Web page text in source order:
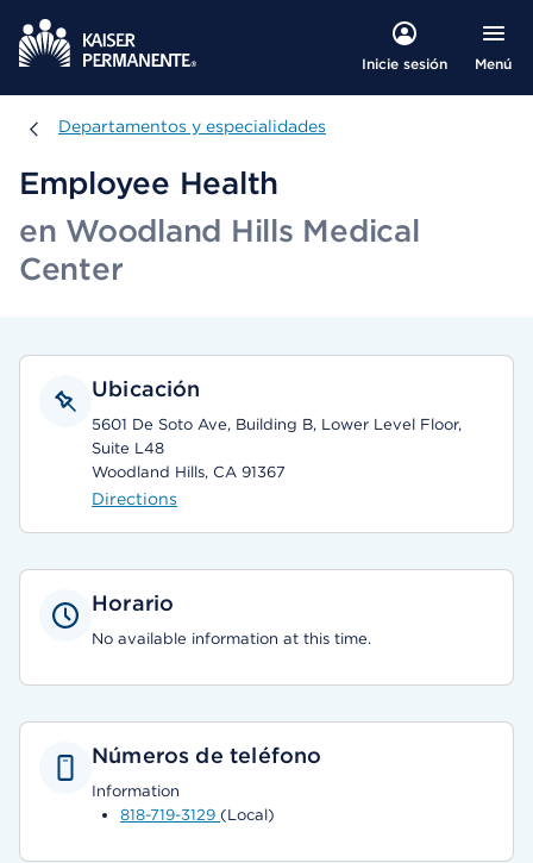
Inicie sesión Menú
Departamentos y especialidades
Departamentos y especialidades
Employee Health
en Woodland Hills Medical
Center
Ubicación
5601 De Soto Ave, Building B, Lower Level Floor,
Suite L48
Woodland Hills, CA 91367
Directions
Horario
No available information at this time.
Números de teléfono
Information
818-719-3129 (Local)